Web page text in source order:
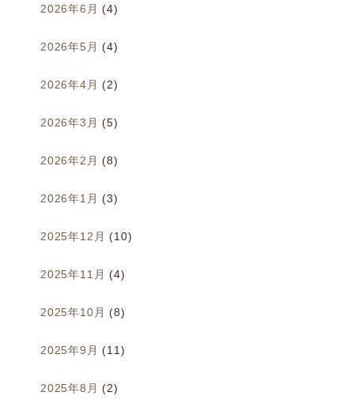
2026年6月 (4)
2026年5月 (4)
2026年4月 (2)
2026年3月 (5)
2026年2月 (8)
2026年1月 (3)
2025年12月 (10)
2025年11月 (4)
2025年10月 (8)
2025年9月 (11)
2025年8月 (2)